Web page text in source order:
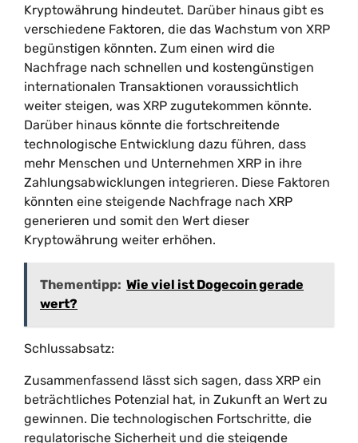
Kryptowährung hindeutet. Darüber hinaus gibt es
verschiedene Faktoren, die das Wachstum von XRP
begünstigen könnten. Zum einen wird die
Nachfrage nach schnellen und kostengünstigen
internationalen Transaktionen voraussichtlich
weiter steigen, was XRP zugutekommen könnte.
Darüber hinaus könnte die fortschreitende
technologische Entwicklung dazu führen, dass
mehr Menschen und Unternehmen XRP in ihre
Zahlungsabwicklungen integrieren. Diese Faktoren
könnten eine steigende Nachfrage nach XRP
generieren und somit den Wert dieser
Kryptowährung weiter erhöhen.
Thementipp: Wie viel ist Dogecoin gerade
wert?
Schlussabsatz:
Zusammenfassend lässt sich sagen, dass XRP ein
beträchtliches Potenzial hat, in Zukunft an Wert zu
gewinnen. Die technologischen Fortschritte, die
regulatorische Sicherheit und die steigende